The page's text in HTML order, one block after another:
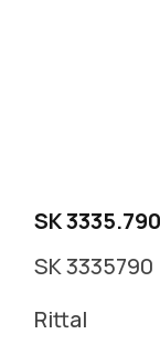
SK 3335.790
SK 3335790
Rittal